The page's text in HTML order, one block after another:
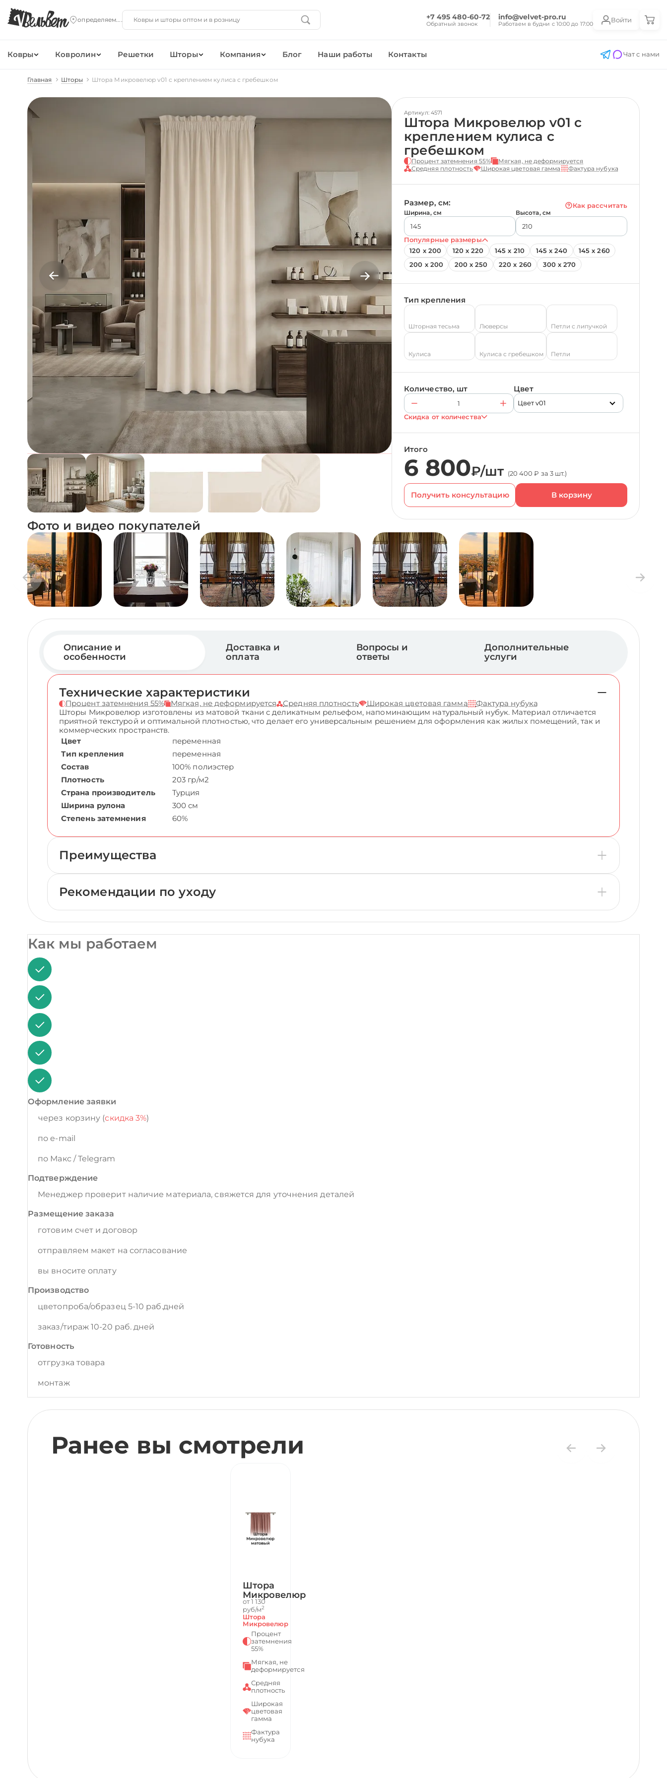
+7 495 480-60-72
Обратный звонок
info@velvet-pro.ru
Работаем в будни с 10:00 до 17:00
Войти
Ковры Ковролин Решетки Шторы Компания Блог Наши работы Контакты Чат с нами
Главная Шторы Штора Микровелюр v01 с креплением кулиса с гребешком
Артикул: 4571
Штора Микровелюр v01 с
креплением кулиса с
гребешком
Процент затемнения 55%
Мягкая, не деформируется
Средняя плотность
Широкая цветовая гамма Фактура нубука
Размер, см: Как рассчитать
Ширина, см Высота, см
Популярные размеры
120 х 200
120 х 220 145 х 210 145 х 240
145 х 260
200 х 200
200 х 250 220 х 260 300 х 270
Тип крепления
Шторная тесьма Люверсы Петли с липучкой
Кулиса Кулиса с гребешком Петли
Количество, шт Цвет
Цвет v01
Скидка от количества
Итого
6 800₽/шт (20 400 ₽ за 3 шт.)
Получить консультацию
Фото и видео покупателей
Описание и
особенности
Доставка и
оплата
Вопросы и
ответы
Дополнительные
услуги
Технические характеристики
Процент затемнения 55% Мягкая, не деформируется Средняя плотность Широкая цветовая гамма
Фактура нубука
Шторы Микровелюр изготовлены из матовой ткани с деликатным рельефом, напоминающим натуральный нубук. Материал отличается
приятной текстурой и оптимальной плотностью, что делает его универсальным решением для оформления как жилых помещений, так и
коммерческих пространств.
Цвет
переменная
Тип крепления
переменная
Состав
100% полиэстер
Плотность
203 гр/м2
Страна производитель
Турция
Ширина рулона
300 см
Степень затемнения
60%
Преимущества
Рекомендации по уходу
Как мы работаем
Оформление заявки
через корзину (скидка 3%)
по e-mail
по Макс / Telegram
Подтверждение
Менеджер проверит наличие материала, свяжется для уточнения деталей
Размещение заказа
готовим счет и договор
отправляем макет на согласование
вы вносите оплату
Производство
цветопроба/образец 5-10 раб.дней
заказ/тираж 10-20 раб. дней
Готовность
отгрузка товара
монтаж
Ранее вы смотрели
Штора
Микровелюр
от 1 130
руб/м2
Штора
Микровелюр
Процент
затемнения
55%
Мягкая, не
деформируется
Средняя
плотность
Широкая
цветовая
гамма
Фактура
нубука